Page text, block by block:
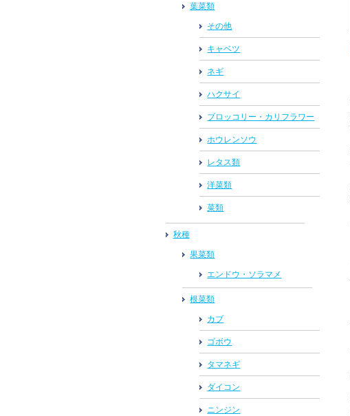
葉菜類
その他
キャベツ
ネギ
ハクサイ
ブロッコリー・カリフラワー
ホウレンソウ
レタス類
洋菜類
菜類
秋種
果菜類
エンドウ・ソラマメ
根菜類
カブ
ゴボウ
タマネギ
ダイコン
ニンジン